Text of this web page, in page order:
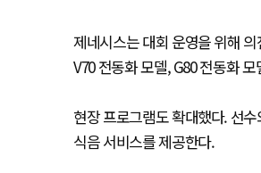
제네시스는 대회 운영을 위해
V70 전동화 모델, G80 전동화
현장 프로그램도 확대했다. 선
식음 서비스를 제공한다.